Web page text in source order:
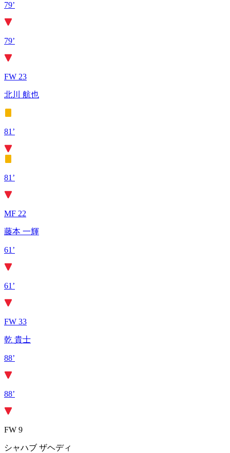
79’
79’
FW 23
北川 航也
81’
81’
MF 22
藤本 一輝
61’
61’
FW 33
乾 貴士
88’
88’
FW 9
シャハブ ザヘディ